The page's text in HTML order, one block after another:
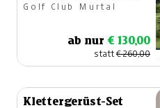
Golf Club Murtal
ab nur € 130,00
statt€ 260,00
Klettergerüst-Set